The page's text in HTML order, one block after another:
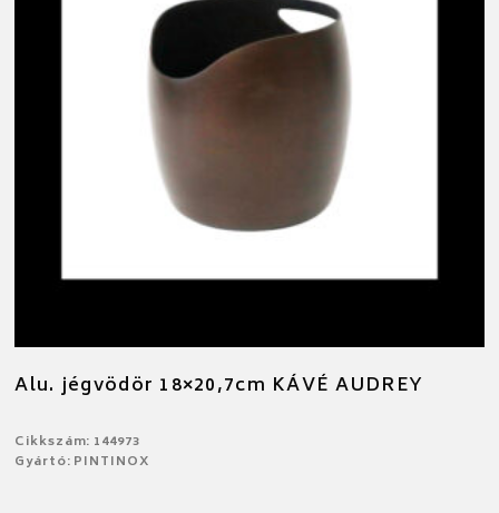
Alu. jégvödör 18×20,7cm KÁVÉ AUDREY
Cikkszám: 144973
Gyártó: PINTINOX